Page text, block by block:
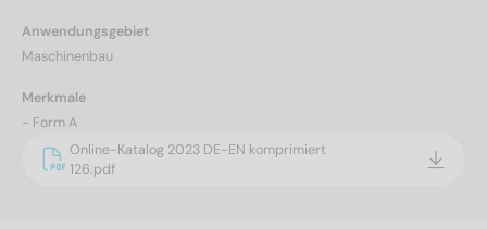
Anwendungsgebiet
Maschinenbau
Merkmale
- Form A
Online-Katalog 2023 DE-EN komprimiert
126.pdf